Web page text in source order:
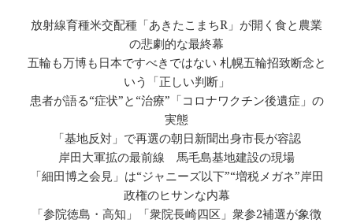
放射線育種米交配種「あきたこまちR」が開く食と農業
の悲劇的な最終幕
五輪も万博も日本ですべきではない 札幌五輪招致断念と
いう「正しい判断」
患者が語る“症状”と“治療”「コロナワクチン後遺症」の
実態
「基地反対」で再選の朝日新聞出身市長が容認
岸田大軍拡の最前線 馬毛島基地建設の現場
「細田博之会見」は“ジャニーズ以下”“増税メガネ”岸田
政権のヒサンな内幕
「参院徳島・高知」「衆院長崎四区」衆参2補選が象徴